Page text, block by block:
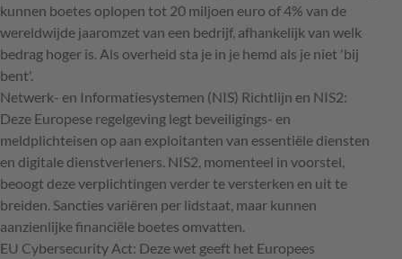
kunnen boetes oplopen tot 20 miljoen euro of 4% van de
wereldwijde jaaromzet van een bedrijf, afhankelijk van welk
bedrag hoger is. Als overheid sta je in je hemd als je niet 'bij
bent'.
Netwerk- en Informatiesystemen (NIS) Richtlijn en NIS2:
Deze Europese regelgeving legt beveiligings- en
meldplichteisen op aan exploitanten van essentiële diensten
en digitale dienstverleners. NIS2, momenteel in voorstel,
beoogt deze verplichtingen verder te versterken en uit te
breiden. Sancties variëren per lidstaat, maar kunnen
aanzienlijke financiële boetes omvatten.
EU Cybersecurity Act: Deze wet geeft het Europees